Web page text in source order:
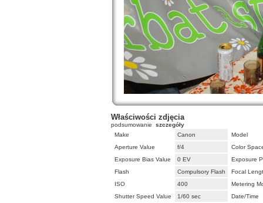
Właściwości zdjęcia
podsumowanie szczegóły
Make
Canon
Model
Aperture Value
f/4
Color
Exposure Bias Value
0 EV
Exposure
Flash
Compulsory Flash
Focal
ISO
400
Metering
Shutter Speed Value
1/60 sec Date/Time